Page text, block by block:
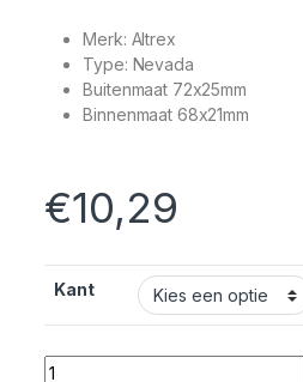
Merk: Altrex
Type: Nevada
Buitenmaat 72x25mm
Binnenmaat 68x21mm
€10,29
Kant
Quantity